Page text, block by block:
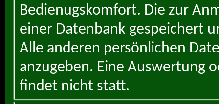
Bedienugskomfort. Die zur
einer Datenbank gespeichert
Alle anderen persönlichen
anzugeben. Eine Auswertung
findet nicht statt.